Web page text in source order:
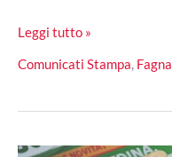
Fagnano
nel
torna
Leggi tutto »
Comunicati Stampa